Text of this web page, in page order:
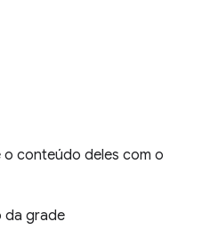
conteúdo deles com o
da grade